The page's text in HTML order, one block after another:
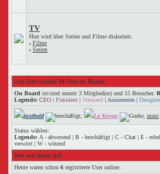
TV
Hier wird über Serien und Filme diskutiert.
› Filme
› Serien
Zur Zeit ist/sind 18 User on Board.
On Board ist/sind zurzeit 3 Mitglied(er) und 15 Besucher.
Legende: CEO | Präsident | Vorstand | Assistenten |
justbold La Korpu maxi
Status wählen:
Legende: A - abwesend | B - beschäftigt | C - Chat | E -
verwirrt | W - wütend
Wer war heute da?
Heute waren schon 6 registrierte User online.